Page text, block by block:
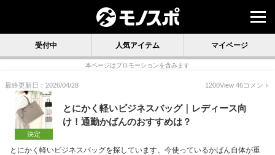
受付中 人気アイテム マイページ
本ページはプロモーションを含みます
最終更新日：2026/04/28 1200View 46コメント
決定
とにかく軽いビジネスバッグ｜レディース向
け！通勤かばんのおすすめは？
とにかく軽いビジネスバッグを探しています。今使っているかばん自体が重